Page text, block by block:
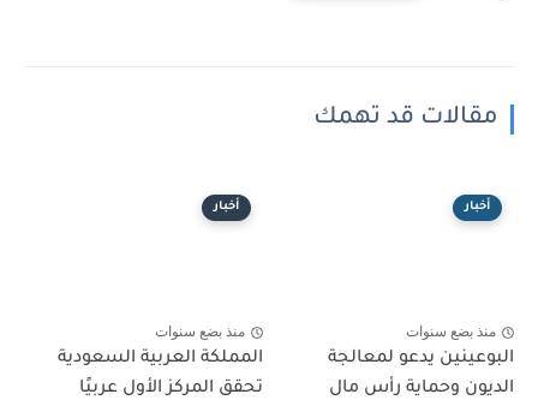
مقالات قد تهمك
أخبار
منذ بضع سنوات
البوعينين يدعو لمعالجة
الديون وحماية رأس مال
أخبار
منذ بضع سنوات
المملكة العربية السعودية
تحقق المركز الأول عربيًا